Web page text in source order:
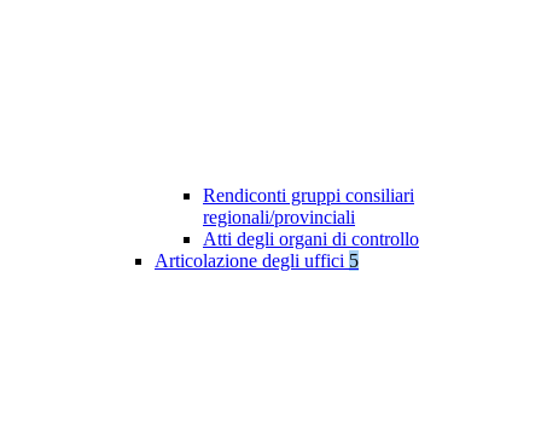
Rendiconti gruppi consiliari
regionali/provinciali
Atti degli organi di controllo
Articolazione degli uffici 5